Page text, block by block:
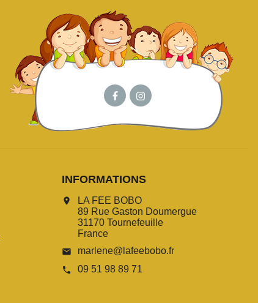
INFORMATIONS
location_on
LA FEE BOBO
89 Rue Gaston Doumergue
31170 Tournefeuille
France
email marlene@lafeebobo.fr
call 09 51 98 89 71